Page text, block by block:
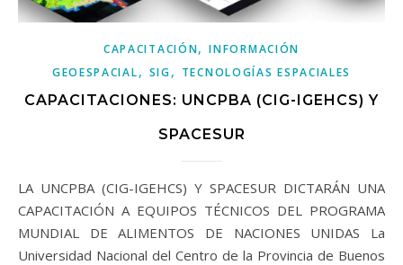
CAPACITACIÓN,INFORMACIÓN
GEOESPACIAL, SIG, TECNOLOGÍAS ESPACIALES
CAPACITACIONES: UNCPBA (CIG-IGEHCS) Y
SPACESUR
LA UNCPBA (CIG-IGEHCS) Y SPACESUR DICTARÁN UNA
CAPACITACIÓN A EQUIPOS TÉCNICOS DEL PROGRAMA
MUNDIAL DE ALIMENTOS DE NACIONES UNIDAS La
Universidad Nacional del Centro de la Provincia de Buenos